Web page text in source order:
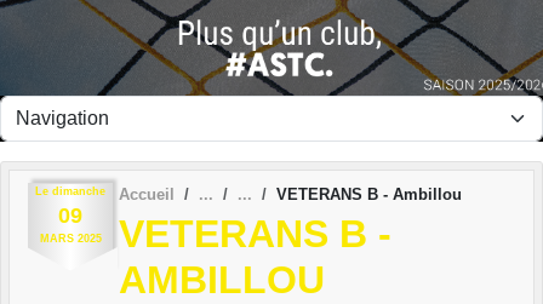
Le dimanche
09
MARS 2025
Accueil VETERANS B - Ambillou
VETERANS B -
AMBILLOU
Panneau de gestion des cookies